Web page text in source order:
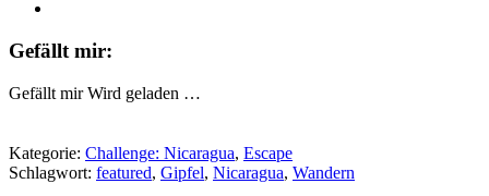
Gefällt mir:
Gefällt mir Wird geladen …
Kategorie: Challenge: Nicaragua, Escape
Schlagwort: featured, Gipfel, Nicaragua, Wandern